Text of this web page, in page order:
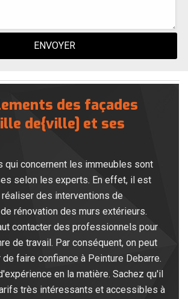
des façades
de{ville] et ses
qui concernent les immeubles sont
selon les experts. En effet, il est
des interventions de
rénovation des murs extérieurs.
contacter des professionnels pour
de travail. Par conséquent, on peut
faire confiance à Peinture Debarre.
en la matière. Sachez qu'il
très intéressants et accessibles à